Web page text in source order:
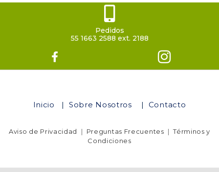
Pedidos
55 1663 2588 ext. 2188
Inicio |Sobre Nosotros | Contacto
Aviso de Privacidad | Preguntas Frecuentes |Términos y
Condiciones